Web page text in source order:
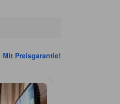
Mit Preisgarantie!